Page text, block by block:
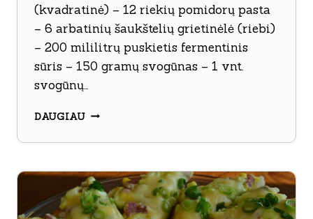
(kvadratinė) – 12 riekių pomidorų pasta
– 6 arbatinių šaukštelių grietinėlė (riebi)
– 200 mililitrų puskietis fermentinis
sūris – 150 gramų svogūnas – 1 vnt.
svogūnų…
DAUGIAUORKAITĖJE
SUMUŠTINIAI
KUMPIU
IR
SŪRIU